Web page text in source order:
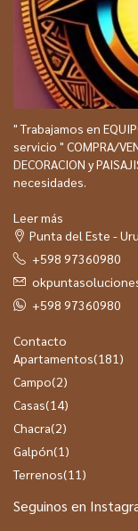
" Trabajamos en
servicio " COMPRA/
DECORACION y
necesidades.
Leer más
Punta del Este -
+598 97360980
+598 97360980
Contacto
Apartamentos(181)
Campo(2)
Casas(14)
Chacra(2)
Galpón(1)
Terrenos(11)
Seguinos en